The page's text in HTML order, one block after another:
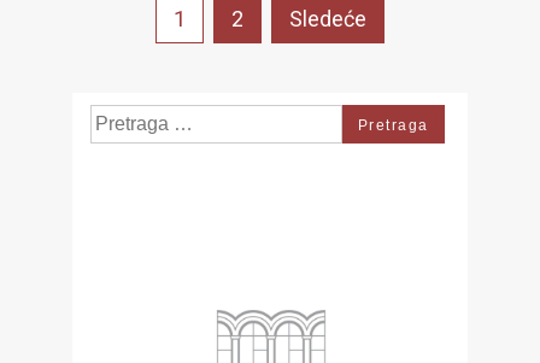
pagination
1 2 Sledeće
Search
for: